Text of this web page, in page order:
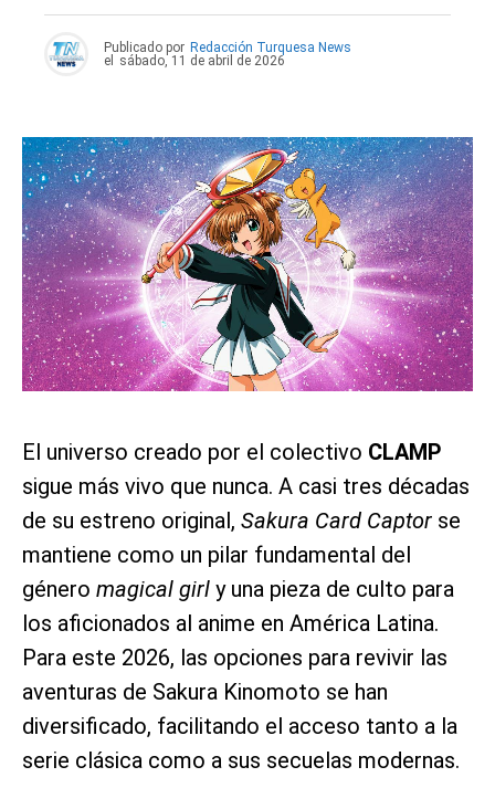
Publicado por Redacción Turquesa News
el
sábado, 11 de abril de 2026
El universo creado por el colectivo CLAMP
sigue más vivo que nunca. A casi tres décadas
de su estreno original, Sakura Card Captor se
mantiene como un pilar fundamental del
género magical girl y una pieza de culto para
los aficionados al anime en América Latina.
Para este 2026, las opciones para revivir las
aventuras de Sakura Kinomoto se han
diversificado, facilitando el acceso tanto a la
serie clásica como a sus secuelas modernas.